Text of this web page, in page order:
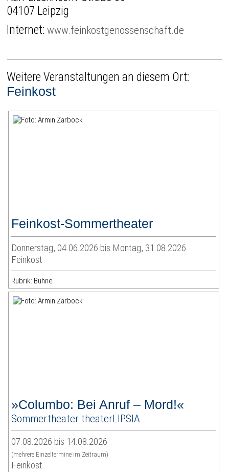
04107 Leipzig
Internet:www.feinkostgenossenschaft.de
Weitere Veranstaltungen an diesem Ort:
Feinkost
Feinkost-Sommertheater
Donnerstag, 04.06.2026 bis Montag, 31.08.2026
Feinkost
Rubrik: Bühne
»Columbo: Bei Anruf – Mord!«
Sommertheater theaterLIPSIA
07.08.2026 bis 14.08.2026
(mehrere Einzeltermine im Zeitraum)
Feinkost